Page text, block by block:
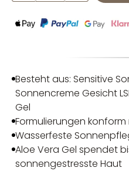
Besteht aus: Sensitive
Sonnencreme Gesicht
Gel
Formulierungen
Wasserfeste
Aloe Vera Gel spendet
sonnengestresste Haut